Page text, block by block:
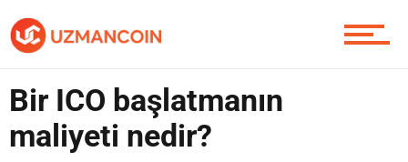
Bir ICO başlatmanın
maliyeti nedir?